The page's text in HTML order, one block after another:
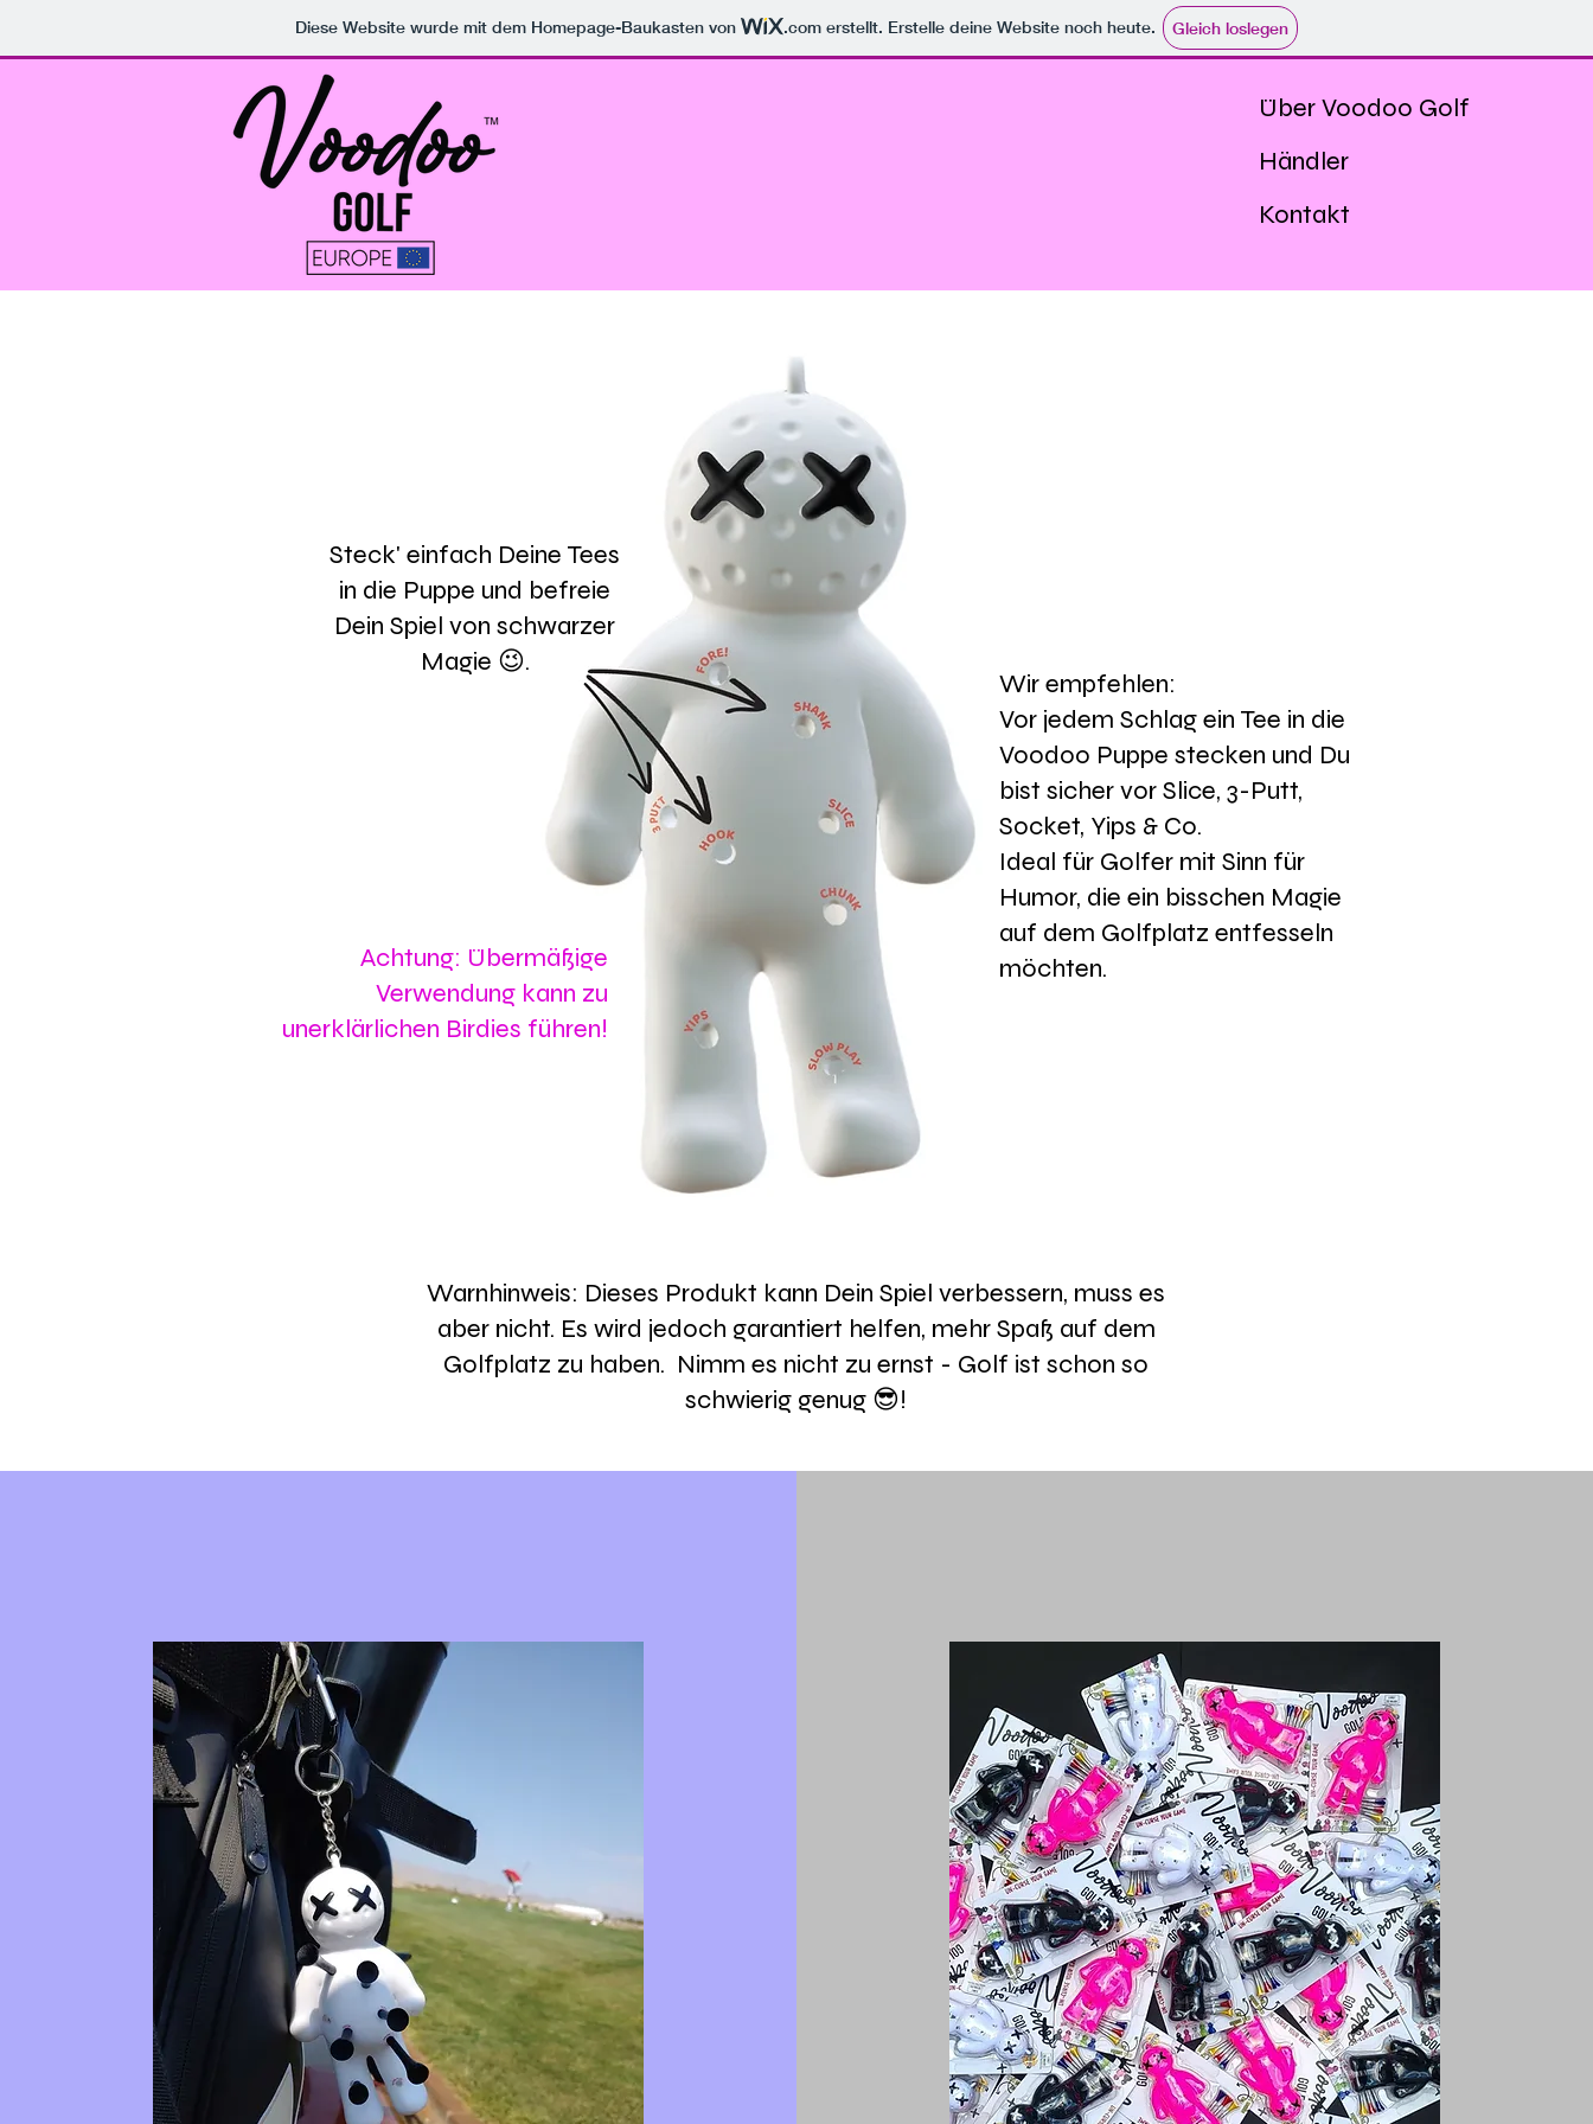
Diese Website wurde mit dem Homepage-Baukasten von .com erstellt. Erstelle deine Website noch heute. Gleich loslegen
Über Voodoo Golf
Händler
Kontakt
Steck' einfach Deine Tees
in die Puppe und befreie
Dein Spiel von schwarzer
Magie 😉.
Wir empfehlen:
Vor jedem Schlag ein Tee in die
Voodoo Puppe stecken und Du
bist sicher vor Slice, 3-Putt,
Socket, Yips & Co.
Ideal für Golfer mit Sinn für
Humor, die ein bisschen Magie
auf dem Golfplatz entfesseln
möchten.
Achtung: Übermäßige
Verwendung kann zu
unerklärlichen Birdies führen!
Warnhinweis: Dieses Produkt kann Dein Spiel verbessern, muss es
aber nicht. Es wird jedoch garantiert helfen, mehr Spaß auf dem
Golfplatz zu haben. Nimm es nicht zu ernst - Golf ist schon so
schwierig genug 😎!